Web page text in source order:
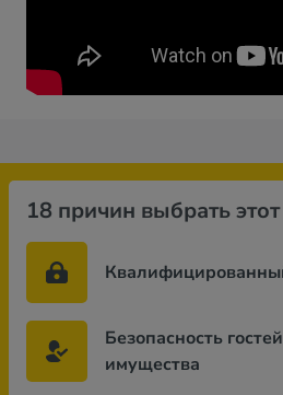
18 причин выбрать
Безопасность
имущества